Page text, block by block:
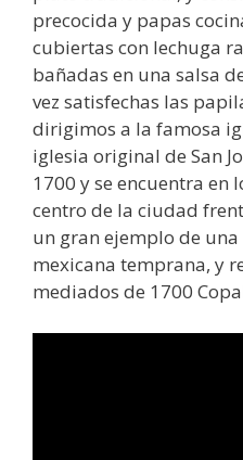
precocida y papas
cubiertas con lechuga
bañadas en una salsa
vez satisfechas las
dirigimos a la famosa
iglesia original de San
1700 y se encuentra en
centro de la ciudad
un gran ejemplo de
mexicana temprana, y
mediados de 1700